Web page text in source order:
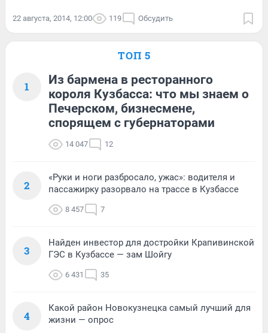
22 августа, 2014, 12:00 119 Обсудить
ТОП 5
1
Из бармена в ресторанного
короля Кузбасса: что мы знаем о
Печерском, бизнесмене,
спорящем с губернаторами
14 047 12
2
«Руки и ноги разбросало, ужас»: водителя и
пассажирку разорвало на трассе в Кузбассе
8 457 7
3
Найден инвестор для достройки Крапивинской
ГЭС в Кузбассе — зам Шойгу
6 431 35
4
Какой район Новокузнецка самый лучший для
жизни — опрос